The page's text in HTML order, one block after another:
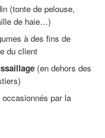
(tonte de pelouse,
de haie…)
à des fins de
du client
(en dehors des
occasionnés par la